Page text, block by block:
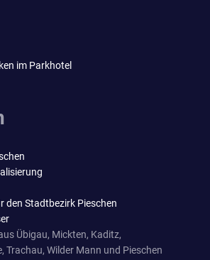
den Stadtbezirk Pieschen
Übigau, Mickten, Kaditz,
Trachau, Wilder Mann und Pieschen